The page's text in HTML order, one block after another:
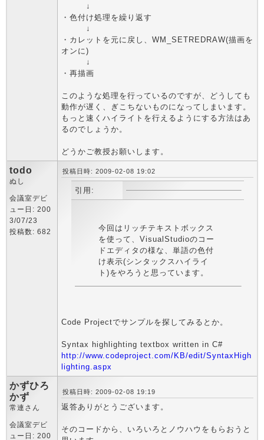
↓
・色付け処理を繰り返す
↓
・カレットを元に戻し、WM_SETREDRAW(描画を
オンに)
↓
・再描画
このような処理を行っているのですが、どうしても
動作が遅く、ぎこちないものになってしまいます。
もっと速くハイライトを行えるようにする方法はあ
るのでしょうか。
どうかご教授お願いします。
todo
ぬし
会議室デビ
ュー日: 200
3/07/23
投稿数: 682
投稿日時: 2009-02-08 19:02
引用:
今回はリッチテキストボックス
を使って、VisualStudioのコー
ドエディタの様な、単語の色付
け表示(シンタックスハイライ
ト)をやろうと思っています。
Code Projectでサンプルを探してみるとか。
Syntax highlighting textbox written in C#
http://www.codeproject.com/KB/edit/SyntaxHigh
lighting.aspx
かずひろ
かず
常連さん
会議室デビ
ュー日: 200
投稿日時: 2009-02-08 19:19
返答ありがとうございます。
そのコードから、いろいろとノウハウをもらおうと